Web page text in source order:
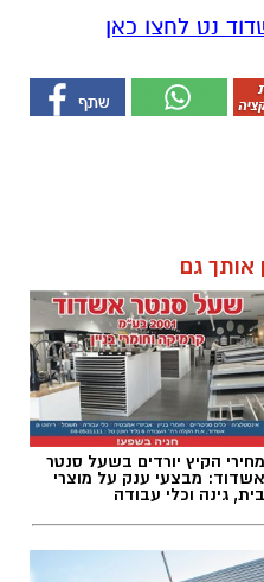
נט לחצו כאן
אותך גם
מחירי הקיץ יורדים בשעל סנטר
אשדוד: מבצעי ענק על מוצרי
בית, גינה וכלי עבודה